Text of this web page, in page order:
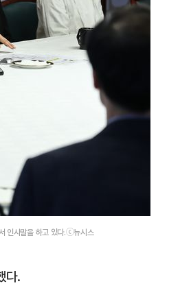
인사말을 하고 있다.ⓒ뉴시스
다.